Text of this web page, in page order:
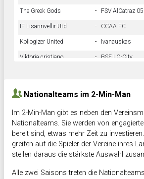
The Greek Gods - FSV AlCatraz 05
IF Lisannvellir Utd. - CCAA FC
Kollogizer United - Ivanauskas
Viktoria cristiano - BSF LO-City
Nationalteams im 2-Min-Man
Im 2-Min-Man gibt es neben den
Nationalteams. Sie werden von
bereit sind, etwas mehr Zeit zu
greifen auf die Spieler der Vereine ihres
stellen daraus die stärkste Auswahl
Alle zwei Saisons treten die